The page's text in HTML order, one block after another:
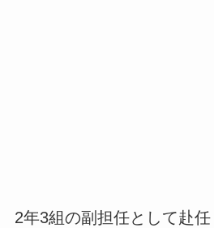
2年3組の副担任として赴